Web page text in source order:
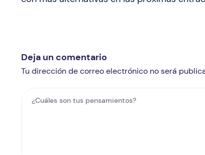
Deja un comentario
Tu dirección de correo electrónico no será